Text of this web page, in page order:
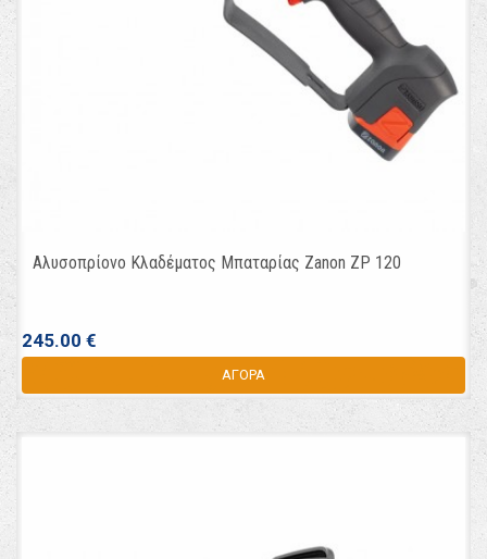
Αλυσοπρίονο Κλαδέματος Μπαταρίας Zanon ΖΡ 120
245.00 €
ΑΓΟΡΑ